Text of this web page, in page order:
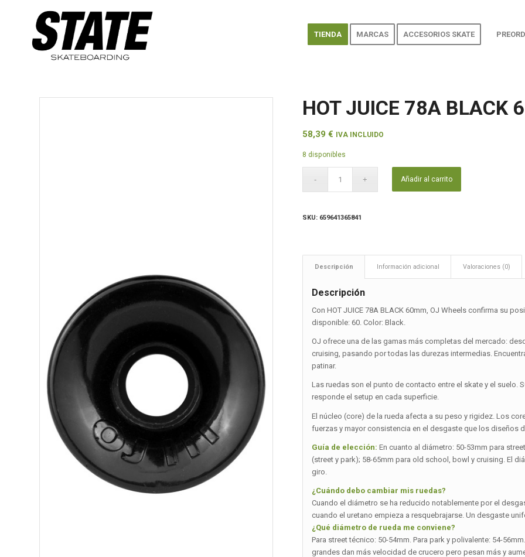
TIENDA MARCAS ACCESORIOS SKATE
HOT JUICE 78A BLACK
58,39€ IVA INCLUIDO
8 disponibles
Añadir al carrito
SKU: 659641365841
Descripción Información adicional Valoraciones (0)
Descripción
Con HOT JUICE 78A BLACK 60mm, OJ Wheels confirma su
disponible: 60. Color: Black.
OJ ofrece una de las gamas más completas del mercado:
cruising, pasando por todas las durezas intermedias.
patinar.
Las ruedas son el punto de contacto entre el skate y el suelo.
responde el setup en cada superficie.
El núcleo (core) de la rueda afecta a su peso y rigidez. Los
fuerzas y mayor consistencia en el desgaste que los diseños
Guía de elección: En cuanto al diámetro: 50-53mm para
(street y park); 58-65mm para old school, bowl y cruising. El
giro.
¿Cuándo debo cambiar mis ruedas?
Cuando el diámetro se ha reducido notablemente por el
cuando el uretano empieza a resquebrajarse. Un desgaste
¿Qué diámetro de rueda me conviene?
Para street técnico: 50-54mm. Para park y polivalente: 54-
grandes dan más velocidad de crucero pero pesan más y